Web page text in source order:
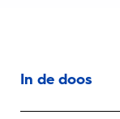
In de doos